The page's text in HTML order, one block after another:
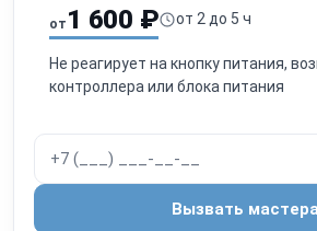
Срабатывает защита Запах гари
Не включается после отключения
от 1 600 ₽ от 2 до 5 ч
Не реагирует на кнопку питания,
контроллера или блока питания
Вызвать мастера